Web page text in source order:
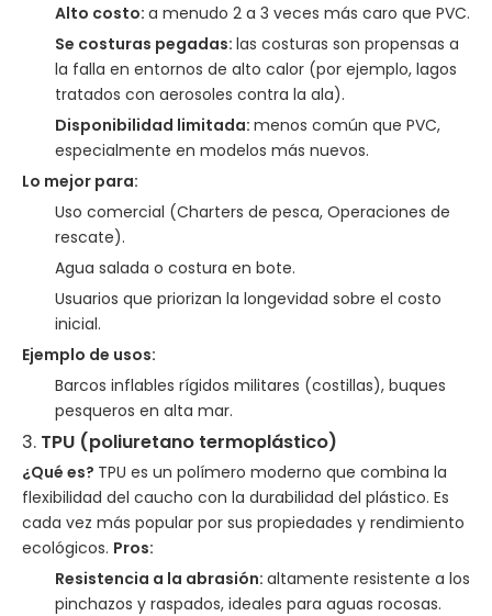
Alto costo: a menudo 2 a 3 veces más caro que PVC.
Se costuras pegadas: las costuras son propensas a
la falla en entornos de alto calor (por ejemplo, lagos
tratados con aerosoles contra la ala).
Disponibilidad limitada: menos común que PVC,
especialmente en modelos más nuevos.
Lo mejor para:
Uso comercial (Charters de pesca, Operaciones de
rescate).
Agua salada o costura en bote.
Usuarios que priorizan la longevidad sobre el costo
inicial.
Ejemplo de usos:
Barcos inflables rígidos militares (costillas), buques
pesqueros en alta mar.
3. TPU (poliuretano termoplástico)
¿Qué es? TPU es un polímero moderno que combina la
flexibilidad del caucho con la durabilidad del plástico. Es
cada vez más popular por sus propiedades y rendimiento
ecológicos. Pros:
Resistencia a la abrasión: altamente resistente a los
pinchazos y raspados, ideales para aguas rocosas.